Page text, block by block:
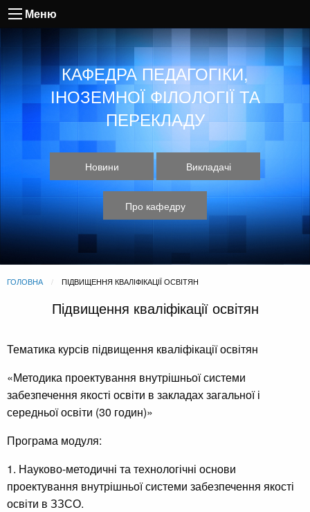
Меню
КАФЕДРА ПЕДАГОГІКИ,
ІНОЗЕМНОЇ ФІЛОЛОГІЇ ТА
ПЕРЕКЛАДУ
Новини Викладачі
Про кафедру
ГОЛОВНА CURRENT:
ПІДВИЩЕННЯ КВАЛІФІКАЦІЇ ОСВІТЯН
Підвищення кваліфікації освітян
Тематика курсів підвищення кваліфікації освітян
«Методика проектування внутрішньої системи
забезпечення якості освіти в закладах загальної і
середньої освіти (30 годин)»
Програма модуля:
1. Науково-методичні та технологічні основи
проектування внутрішньої системи забезпечення якості
освіти в ЗЗСО.